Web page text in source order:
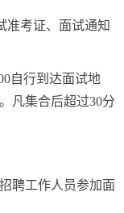
准考证、面试通知
自行到达面试地
凡集合后超过30分
聘工作人员参加面